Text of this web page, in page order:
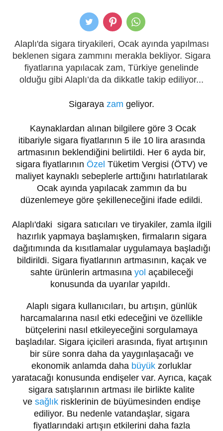
Alaplı'da sigara tiryakileri, Ocak ayında yapılması
beklenen sigara zammını merakla bekliyor. Sigara
fiyatlarına yapılacak zam, Türkiye genelinde
olduğu gibi Alaplı’da da dikkatle takip ediliyor...
Sigaraya zam geliyor.
Kaynaklardan alınan bilgilere göre 3 Ocak
itibariyle sigara fiyatlarının 5 ile 10 lira arasında
artmasının beklendiğini belirtildi. Her 6 ayda bir,
sigara fiyatlarının Özel Tüketim Vergisi (ÖTV) ve
maliyet kaynaklı sebeplerle arttığını hatırlatılarak
Ocak ayında yapılacak zammın da bu
düzenlemeye göre şekilleneceğini ifade edildi.
Alaplı'daki sigara satıcıları ve tiryakiler, zamla ilgili
hazırlık yapmaya başlamışken, firmaların sigara
dağıtımında da kısıtlamalar uygulamaya başladığı
bildirildi. Sigara fiyatlarının artmasının, kaçak ve
sahte ürünlerin artmasına yol açabileceği
konusunda da uyarılar yapıldı.
Alaplı sigara kullanıcıları, bu artışın, günlük
harcamalarına nasıl etki edeceğini ve özellikle
bütçelerini nasıl etkileyeceğini sorgulamaya
başladılar. Sigara içicileri arasında, fiyat artışının
bir süre sonra daha da yaygınlaşacağı ve
ekonomik anlamda daha büyük zorluklar
yaratacağı konusunda endişeler var. Ayrıca, kaçak
sigara satışlarının artması ile birlikte kalite
ve sağlıkrisklerinin de büyümesinden endişe
ediliyor. Bu nedenle vatandaşlar, sigara
fiyatlarındaki artışın etkilerini daha fazla